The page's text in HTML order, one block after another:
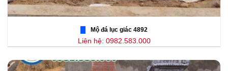
Mộ đá lục giác 4892
Liên hệ: 0982.583.000